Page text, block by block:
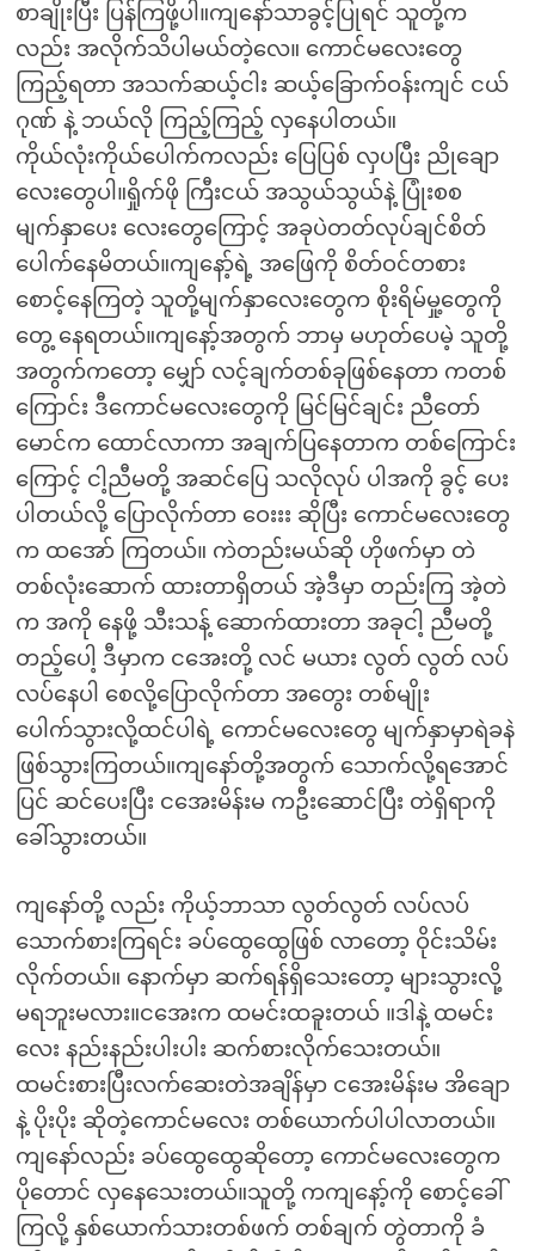
စာချိုးပြီး ပြန်ကြဖို့ပါ။ကျနော်သာခွင့်ပြုရင် သူတို့က
လည်း အလိုက်သိပါမယ်တဲ့လေ။ ကောင်မလေးတွေ
ကြည့်ရတာ အသက်ဆယ့်ငါး ဆယ့်ခြောက်ဝန်းကျင် ငယ်
ဂုဏ် နဲ့ ဘယ်လို ကြည့်ကြည့် လှနေပါတယ်။
ကိုယ်လုံးကိုယ်ပေါက်ကလည်း ပြေပြစ် လှပပြီး ညိုချော
လေးတွေပါ။ရှိုက်ဖို ကြီးငယ် အသွယ်သွယ်နဲ့ ပြုံးစစ
မျက်နှာပေး လေးတွေကြောင့် အခုပဲတတ်လုပ်ချင်စိတ်
ပေါက်နေမိတယ်။ကျနော့်ရဲ့ အဖြေကို စိတ်ဝင်တစား
စောင့်နေကြတဲ့ သူတို့မျက်နှာလေးတွေက စိုးရိမ်မှု့တွေကို
တွေ့ နေရတယ်။ကျနော့်အတွက် ဘာမှ မဟုတ်ပေမဲ့ သူတို့
အတွက်ကတော့ မျှော် လင့်ချက်တစ်ခုဖြစ်နေတာ ကတစ်
ကြောင်း ဒီကောင်မလေးတွေကို မြင်မြင်ချင်း ညီတော်
မောင်က ထောင်လာကာ အချက်ပြနေတာက တစ်ကြောင်း
ကြောင့် ငါ့ညီမတို့ အဆင်ပြေ သလိုလုပ် ပါအကို ခွင့် ပေး
ပါတယ်လို့ ပြောလိုက်တာ ဝေးးး ဆိုပြီး ကောင်မလေးတွေ
က ထအော် ကြတယ်။ ကဲတည်းမယ်ဆို ဟိုဖက်မှာ တဲ
တစ်လုံးဆောက် ထားတာရှိတယ် အဲ့ဒီမှာ တည်းကြ အဲ့တဲ
က အကို နေဖို့ သီးသန့် ဆောက်ထားတာ အခုငါ့ ညီမတို့
တည့်ပေါ့ ဒီမှာက ငအေးတို့ လင် မယား လွတ် လွတ် လပ်
လပ်နေပါ စေလို့ပြောလိုက်တာ အတွေး တစ်မျိုး
ပေါက်သွားလို့ထင်ပါရဲ့ ကောင်မလေးတွေ မျက်နှာမှာရဲခနဲ
ဖြစ်သွားကြတယ်။ကျနော်တို့အတွက် သောက်လို့ရအောင်
ပြင် ဆင်ပေးပြီး ငအေးမိန်းမ ကဦးဆောင်ပြီး တဲရှိရာကို
ခေါ်သွားတယ်။
ကျနော်တို့ လည်း ကိုယ့်ဘာသာ လွတ်လွတ် လပ်လပ်
သောက်စားကြရင်း ခပ်ထွေထွေဖြစ် လာတော့ ဝိုင်းသိမ်း
လိုက်တယ်။ နောက်မှာ ဆက်ရန်ရှိသေးတော့ များသွားလို့
မရဘူးမလား။ငအေးက ထမင်းထခူးတယ် ။ဒါနဲ့ ထမင်း
လေး နည်းနည်းပါးပါး ဆက်စားလိုက်သေးတယ်။
ထမင်းစားပြီးလက်ဆေးတဲအချိန်မှာ ငအေးမိန်းမ အိချော
နဲ့ ပိုးပိုး ဆိုတဲ့ကောင်မလေး တစ်ယောက်ပါပါလာတယ်။
ကျနော်လည်း ခပ်ထွေထွေဆိုတော့ ကောင်မလေးတွေက
ပိုတောင် လှနေသေးတယ်။သူတို့ ကကျနော့်ကို စောင့်ခေါ်
ကြလို့ နှစ်ယောက်သားတစ်ဖက် တစ်ချက် တွဲတာကို ခံ